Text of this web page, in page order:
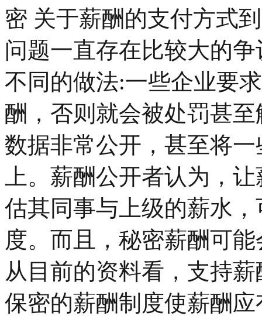
密 关于薪酬的支付方式
问题一直存在比较大的
不同的做法:一些企业要
酬，否则就会被处罚甚
数据非常公开，甚至将
上。薪酬公开者认为，
估其同事与上级的薪水
度。而且，秘密薪酬可
从目前的资料看，支持
保密的薪酬制度使薪酬